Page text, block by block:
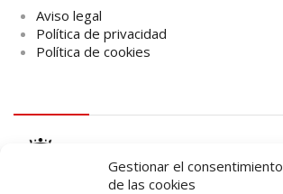
Gestionar el consentimiento
de las cookies
Aviso legal
Política de privacidad
Política de cookies